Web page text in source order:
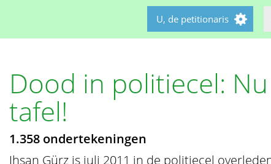
U, de petitionaris
Dood in politiecel:
tafel!
1.358 ondertekeningen
Ihsan Gürz is juli 2011 in de politiecel